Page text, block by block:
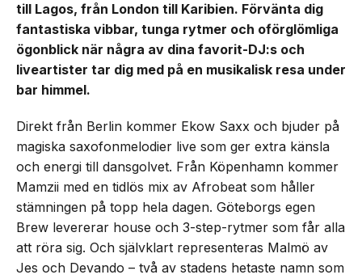
till Lagos, från London till Karibien. Förvänta dig
fantastiska vibbar, tunga rytmer och oförglömliga
ögonblick när några av dina favorit-DJ:s och
liveartister tar dig med på en musikalisk resa under
bar himmel.
Direkt från Berlin kommer Ekow Saxx och bjuder på
magiska saxofonmelodier live som ger extra känsla
och energi till dansgolvet. Från Köpenhamn kommer
Mamzii med en tidlös mix av Afrobeat som håller
stämningen på topp hela dagen. Göteborgs egen
Brew levererar house och 3-step-rytmer som får alla
att röra sig. Och självklart representeras Malmö av
Jes och Devando – två av stadens hetaste namn som